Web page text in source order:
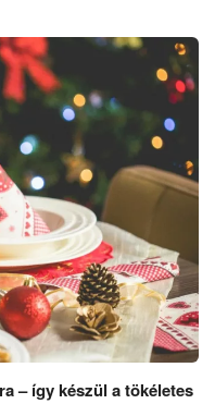
– így készül a tökéletes